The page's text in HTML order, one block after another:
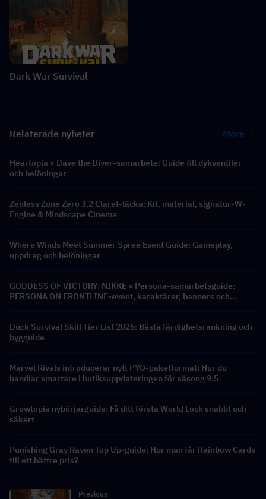
Dark War Survival
Relaterade nyheter More
Heartopia × Dave the Diver-samarbete: Guide till dykventiler
och belöningar
Zenless Zone Zero 3.2 Claret-läcka: Kit, material, signatur-W-
Engine & Mindscape Cinema
Where Winds Meet Summer Spree Event Guide: Gameplay,
uppdrag och belöningar
GODDESS OF VICTORY: NIKKE × Persona-samarbetsguide:
PERSONA ON FRONTLINE-event, karaktärer, banners och
Duck Survival Skill Tier List 2026: Bästa färdighetsrankning och
bygguide
Marvel Rivals introducerar nytt PYO-paketformat: Hur du
handlar smartare i butiksuppdateringen för säsong 9.5
Growtopia nybörjarguide: Få ditt första World Lock snabbt och
säkert
Punishing Gray Raven Top Up-guide: Hur man får Rainbow Cards
till ett bättre pris?
Previous